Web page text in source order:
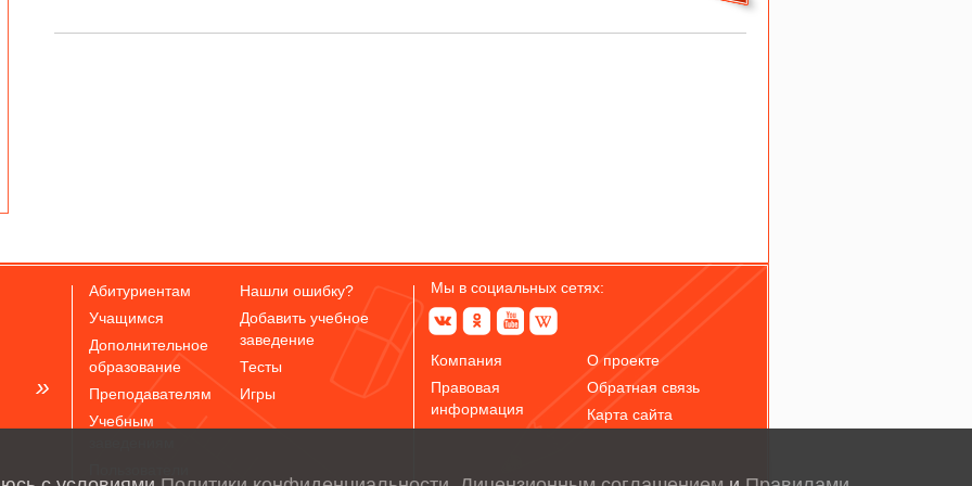
Абитуриентам
Учащимся
Дополнительное
образование
Преподавателям
Учебным
Нашли ошибку?
Добавить учебное
заведение
Тесты
Игры
Мы в социальных сетях:
Компания
Правовая
информация
О проекте
Обратная связь
Карта сайта